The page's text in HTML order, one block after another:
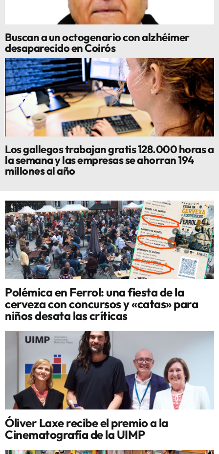
Buscan a un octogenario con alzhéimer
desaparecido en Coirós
Los gallegos trabajan gratis 128.000 horas a
la semana y las empresas se ahorran 194
millones al año
Polémica en Ferrol: una fiesta de la
cerveza con concursos y «catas» para
niños desata las críticas
Óliver Laxe recibe el premio a la
Cinematografía de la UIMP